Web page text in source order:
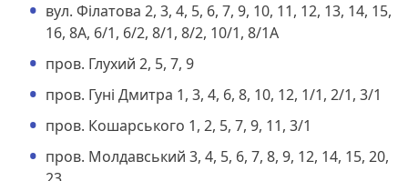
вул. Філатова 2, 3, 4, 5, 6, 7, 9, 10, 11, 12, 13, 14, 15,
16, 8А, 6/1, 6/2, 8/1, 8/2, 10/1, 8/1А
пров. Глухий 2, 5, 7, 9
пров. Гуні Дмитра 1, 3, 4, 6, 8, 10, 12, 1/1, 2/1, 3/1
пров. Кошарського 1, 2, 5, 7, 9, 11, 3/1
пров. Молдавський 3, 4, 5, 6, 7, 8, 9, 12, 14, 15, 20,